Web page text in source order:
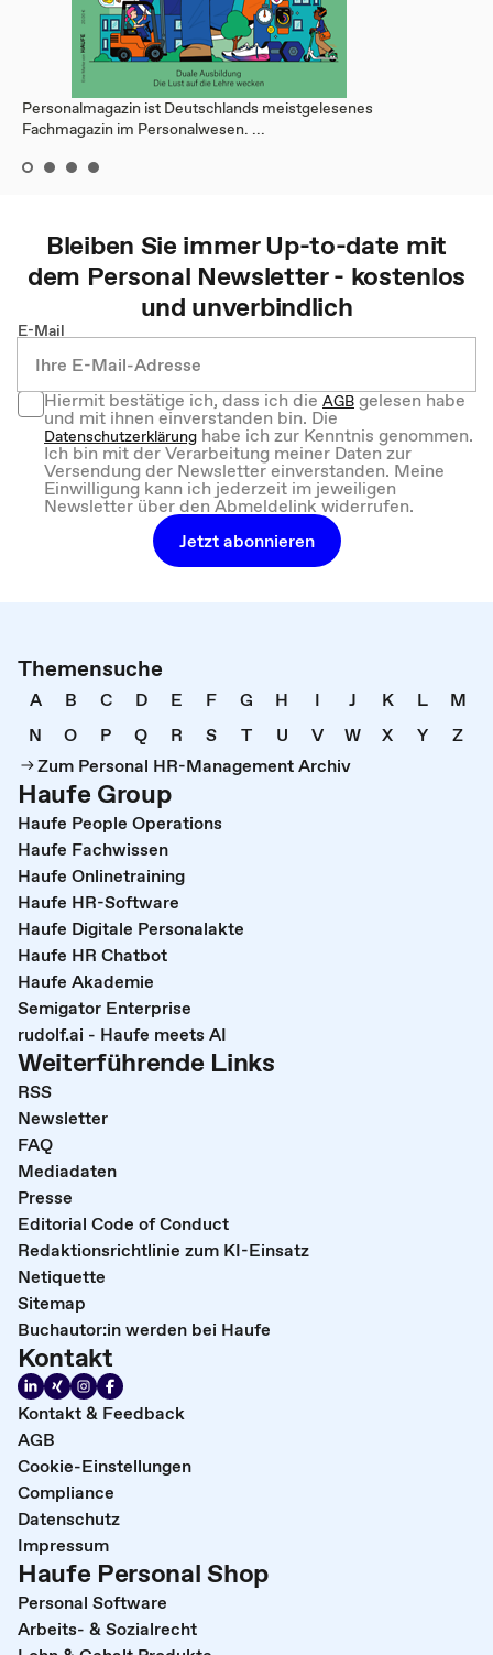
Personalmagazin ist Deutschlands meistgelesenes
Fachmagazin im Personalwesen. ...
Bleiben Sie immer Up-to-date mit
dem Personal Newsletter - kostenlos
und unverbindlich
E-Mail
Hiermit bestätige ich, dass ich dieAGBgelesen habe
und mit ihnen einverstanden bin. Die
Datenschutzerklärung habe ich zur Kenntnis genommen.
Ich bin mit der Verarbeitung meiner Daten zur
Versendung der Newsletter einverstanden. Meine
Einwilligung kann ich jederzeit im jeweiligen
Newsletter über den Abmeldelink widerrufen.
Jetzt abonnieren
Themensuche
A B C D E F G H I J K L
M
N
O P Q R S T U V W X Y
Z
Zum Personal HR-Management Archiv
Haufe Group
Haufe People Operations
Haufe Fachwissen
Haufe Onlinetraining
Haufe HR-Software
Haufe Digitale Personalakte
Haufe HR Chatbot
Haufe Akademie
Semigator Enterprise
rudolf.ai - Haufe meets AI
Weiterführende Links
RSS
Newsletter
FAQ
Mediadaten
Presse
Editorial Code of Conduct
Redaktionsrichtlinie zum KI-Einsatz
Netiquette
Sitemap
Buchautor:in werden bei Haufe
Kontakt
Kontakt & Feedback
AGB
Cookie-Einstellungen
Compliance
Datenschutz
Impressum
Haufe Personal Shop
Personal Software
Arbeits- & Sozialrecht